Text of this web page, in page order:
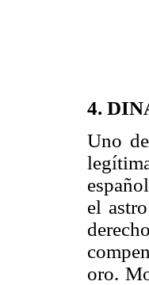
4.
Uno
el
oro.